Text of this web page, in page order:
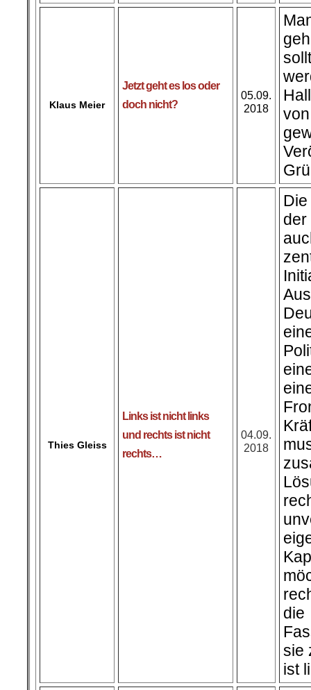
Klaus Meier
Jetzt geht es los oder
doch nicht?
05.09.
2018
Thies Gleiss
Links ist nicht links
und rechts ist nicht
rechts…
04.09.
2018
sie
ist